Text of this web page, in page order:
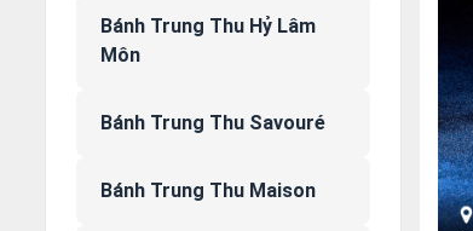
Bánh Trung Thu Hỷ Lâm
Môn
Bánh Trung Thu Savouré
Bánh Trung Thu Maison